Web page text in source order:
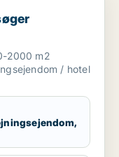
restaurant,
hotel til salg
2000 m2
/ hotel